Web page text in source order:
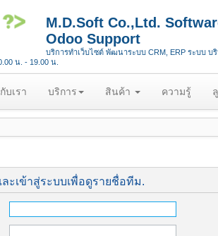
M.D.Soft Co.,Ltd.
Odoo Support
บริการทำเว็บไซต์ พัฒนาระบบ CRM, ERP ระบบ บ
น. - 19.00 น.
บเรา บริการ สินค้า ความรู้
ะเข้าสู่ระบบเพื่อดูรายชื่อทีม.